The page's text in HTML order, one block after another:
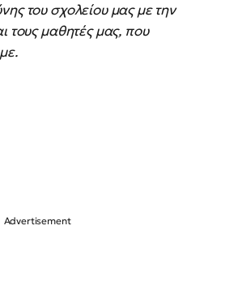
του σχολείου μας με την
τους μαθητές μας, που